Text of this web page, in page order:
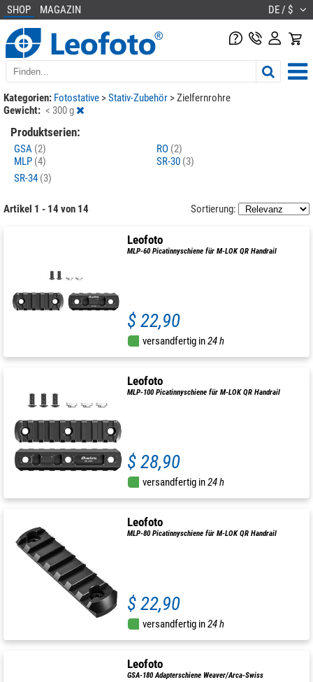
SHOP MAGAZIN DE / $
Kategorien: Fotostative >Stativ-Zubehör >Zielfernrohre
Gewicht: < 300 g
Produktserien:
GSA (2)
MLP (4)
RO (2)
SR-30 (3)
SR-34 (3)
Artikel 1 - 14 von 14 Sortierung:
Leofoto
MLP-60 Picatinnyschiene für M-LOK QR Handrail
$ 22,90
versandfertig in24 h
Leofoto
MLP-100 Picatinnyschiene für M-LOK QR Handrail
$ 28,90
versandfertig in24 h
Leofoto
MLP-80 Picatinnyschiene für M-LOK QR Handrail
$ 22,90
versandfertig in24 h
Leofoto
GSA-180 Adapterschiene Weaver/Arca-Swiss